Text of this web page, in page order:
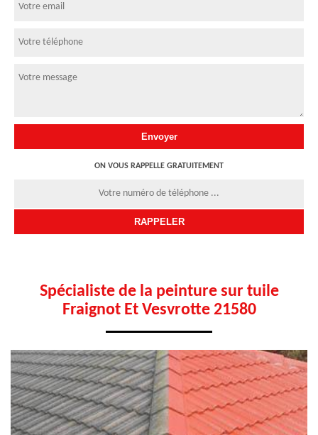
ON VOUS RAPPELLE GRATUITEMENT
Spécialiste de la peinture sur tuile
Fraignot Et Vesvrotte 21580